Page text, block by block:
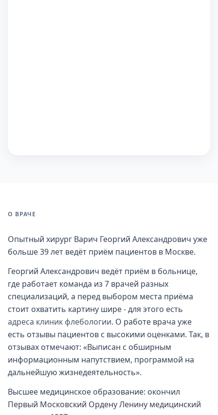
О ВРАЧЕ
Опытный хирург Варич Георгий Александрович уже
больше 39 лет ведёт приём пациентов в Москве.
Георгий Александрович ведёт приём в больнице,
где работает команда из 7 врачей разных
специализаций, а перед выбором места приёма
стоит охватить картину шире - для этого есть
адреса клиник флебологии. О работе врача уже
есть отзывы пациентов с высокими оценками. Так, в
отзывах отмечают: «Выписан с обширным
информационным напутствием, программой на
дальнейшую жизнедеятельность».
Высшее медицинское образование: окончил
Первый Московский Ордену Ленину медицинский